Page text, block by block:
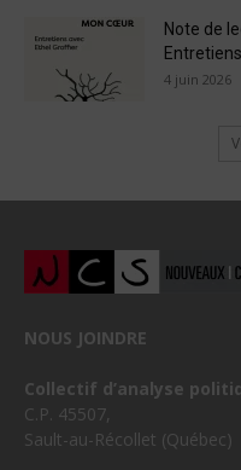
Note de
4 juin 2026
NOUS JOINDRE
Collectif d’analyse
C.P. 45507,
Sault-au-Récollet (Québec)